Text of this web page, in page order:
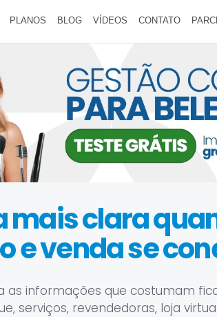
PLANOS BLOG VÍDEOS CONTATO
mais clara
e venda se
as informações que costumam
serviços, revendedoras, loja